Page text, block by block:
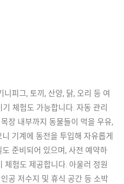
피그, 토끼, 산양, 닭, 오리 등 여
체험도 가능합니다. 자동 관리
장 내부까지 동물들이 먹을 우유,
기계에 동전을 투입해 자유롭게
준비되어 있으며, 사전 예약하
체험도 제공합니다. 아울러 정원
공 저수지 및 휴식 공간 등 소박